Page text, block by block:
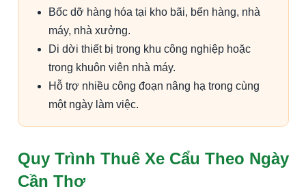
Bốc dỡ hàng hóa tại kho bãi, bến hàng, nhà
máy, nhà xưởng.
Di dời thiết bị trong khu công nghiệp hoặc
trong khuôn viên nhà máy.
Hỗ trợ nhiều công đoạn nâng hạ trong cùng
một ngày làm việc.
Quy Trình Thuê Xe Cẩu Theo Ngày
Cần Thơ